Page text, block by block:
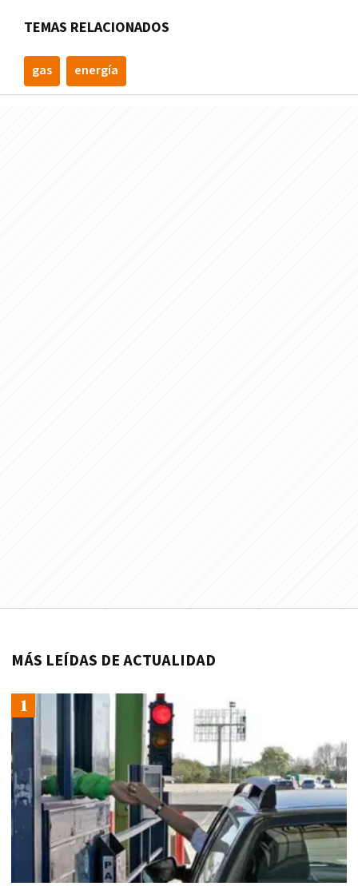
TEMAS RELACIONADOS
gas energía
MÁS LEÍDAS DE ACTUALIDAD